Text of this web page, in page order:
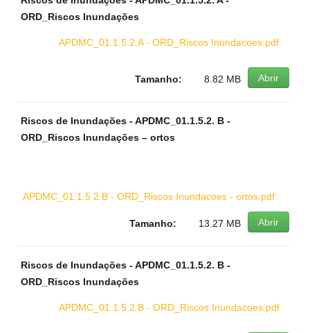
ORD_Riscos Inundações
APDMC_01.1.5.2.A - ORD_Riscos Inundacoes.pdf
Abrir
Tamanho: 8.82 MB
Riscos de Inundações - APDMC_01.1.5.2. B -
ORD_Riscos Inundações – ortos
APDMC_01.1.5.2.B - ORD_Riscos Inundacoes - ortos.pdf
Abrir
Tamanho: 13.27 MB
Riscos de Inundações - APDMC_01.1.5.2. B -
ORD_Riscos Inundações
APDMC_01.1.5.2.B - ORD_Riscos Inundacoes.pdf